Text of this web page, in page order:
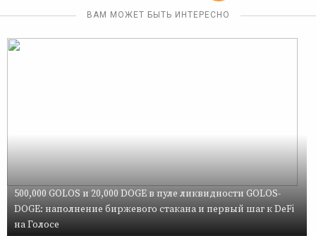
ВАМ МОЖЕТ БЫТЬ ИНТЕРЕСНО
500,000 GOLOS и 20,000 DOGE в пуле ликвидности GOLOS-
DOGE: наполнение биржевого стакана и первый шаг к DeFi
на Голосе